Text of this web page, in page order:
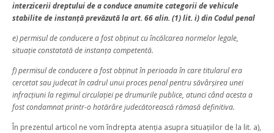
interzicerii dreptului de a conduce anumite categorii de vehicule
stabilite de instanţă prevăzută la art. 66 alin. (1) lit. i) din Codul penal
e) permisul de conducere a fost obţinut cu încălcarea normelor legale,
situaţie constatată de instanţa competentă.
f) permisul de conducere a fost obţinut în perioada în care titularul era
cercetat sau judecat în cadrul unui proces penal pentru săvârşirea unei
infracţiuni la regimul circulaţiei pe drumurile publice, atunci când acesta a
fost condamnat printr-o hotărâre judecătorească rămasă definitiva.
În prezentul articol ne vom îndrepta atenția asupra situațiilor de la lit. a),